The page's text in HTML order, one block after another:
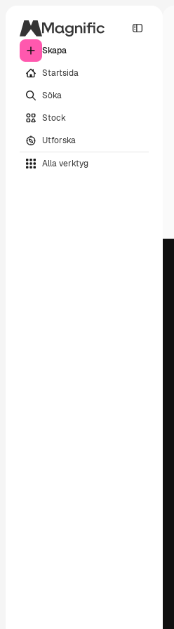
Skapa
Startsida
Söka
Stock
Utforska
Alla verktyg